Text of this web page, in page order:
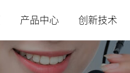
产品中心 创新技术